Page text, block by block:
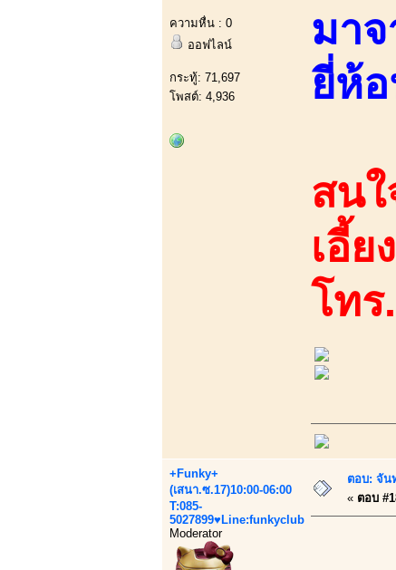
ความหื่น : 0
ออฟไลน์
กระทู้: 71,697
โพสต์: 4,936
มาจ
ยี่ห้
สน
เอี้
โท
+Funky+
(เสนา.ซ.17)10:00-06:00
T:085-
5027899♥Line:funkyclub
Moderator
ตอบ: จัน
« ตอบ